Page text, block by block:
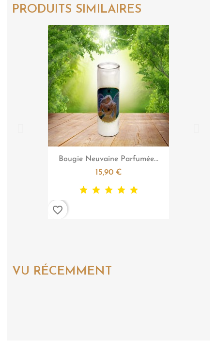
PRODUITS SIMILAIRES
Aperçu rapide
Bougie Neuvaine Parfumée...
15,90 €
favorite_border
VU RÉCEMMENT